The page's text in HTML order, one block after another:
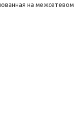
на межсетевом